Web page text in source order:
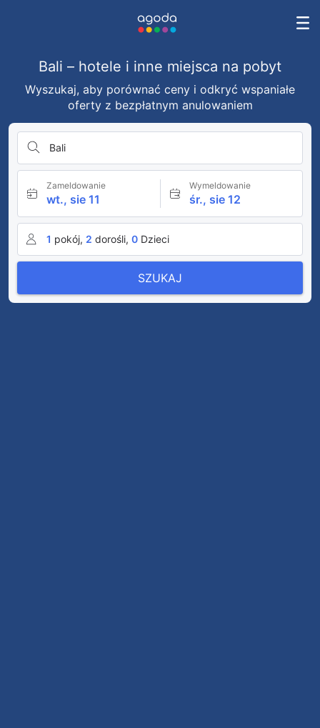
Bali – hotele i inne miejsca na pobyt
Wyszukaj, aby porównać ceny i odkryć wspaniałe
oferty z bezpłatnym anulowaniem
Bali
Zameldowanie
wt., sie 11
Wymeldowanie
śr., sie 12
1 pokój, 2 dorośli, 0 Dzieci
SZUKAJ